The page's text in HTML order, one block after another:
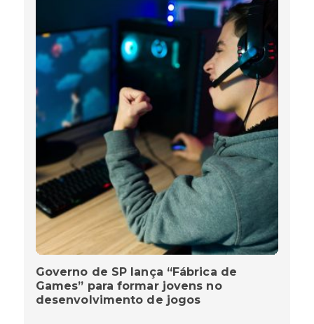
Governo de SP lança “Fábrica de
Games” para formar jovens no
desenvolvimento de jogos